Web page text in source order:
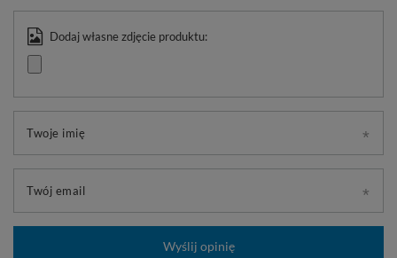
Dodaj własne zdjęcie produktu:
Twoje imię
Twój email
Wyślij opinię